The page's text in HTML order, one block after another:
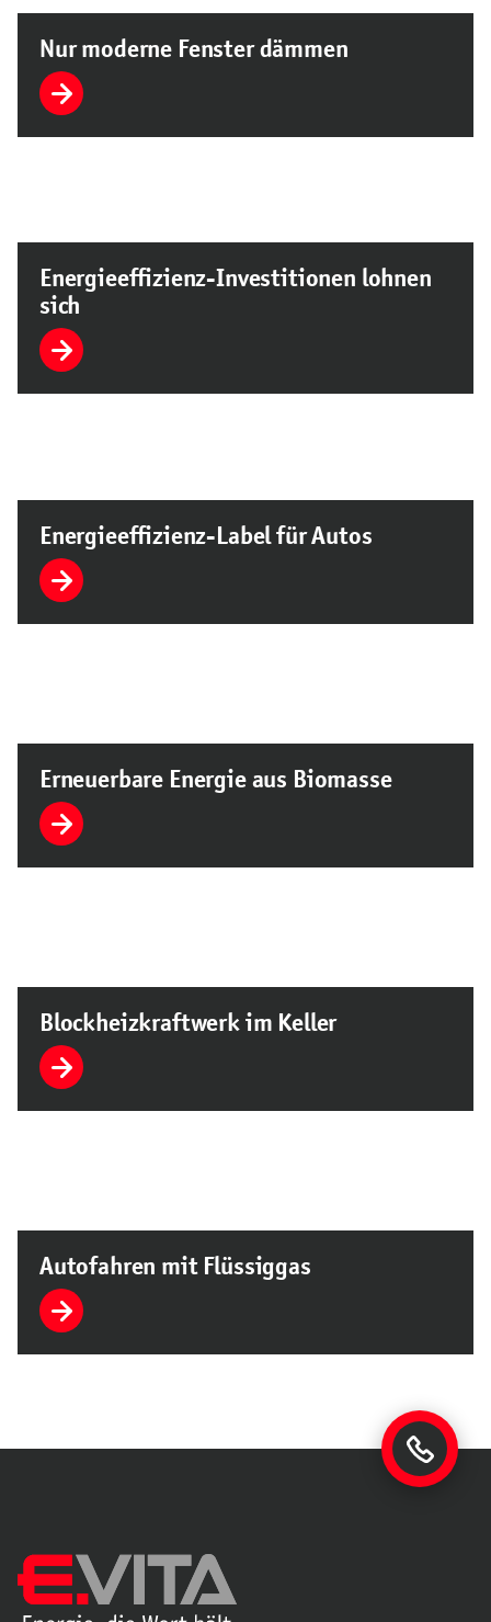
Nur moderne Fenster dämmen
Energieeffizienz-Investitionen lohnen
sich
Energieeffizienz-Label für Autos
Erneuerbare Energie aus Biomasse
Blockheizkraftwerk im Keller
Autofahren mit Flüssiggas